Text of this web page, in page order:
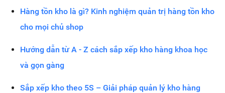
Hàng tồn kho là gì? Kinh nghiệm quản trị hàng tồn kho
cho mọi chủ shop
Hướng dẫn từ A - Z cách sắp xếp kho hàng khoa học
và gọn gàng
Sắp xếp kho theo 5S – Giải pháp quản lý kho hàng